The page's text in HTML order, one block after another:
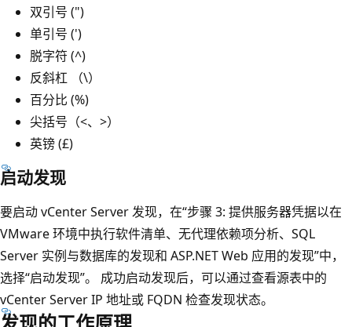
双引号 (")
单引号 (')
脱字符 (^)
反斜杠 （\）
百分比 (%)
尖括号（<、>）
英镑 (£)
启动发现
要启动 vCenter Server 发现，在“步骤 3: 提供服务器凭据以在
VMware 环境中执行软件清单、无代理依赖项分析、SQL
Server 实例与数据库的发现和 ASP.NET Web 应用的发现”中，
选择“启动发现”。 成功启动发现后，可以通过查看源表中的
vCenter Server IP 地址或 FQDN 检查发现状态。